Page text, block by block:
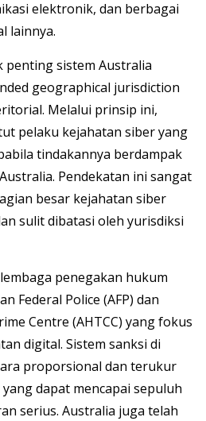
elektronik, dan berbagai
lainnya.
penting sistem Australia
geographical jurisdiction
Melalui prinsip ini,
pelaku kejahatan siber yang
tindakannya berdampak
Pendekatan ini sangat
besar kejahatan siber
sulit dibatasi oleh yurisdiksi
penegakan hukum
Federal Police (AFP) dan
Centre (AHTCC) yang fokus
digital. Sistem sanksi di
proporsional dan terukur
dapat mencapai sepuluh
serius. Australia juga telah